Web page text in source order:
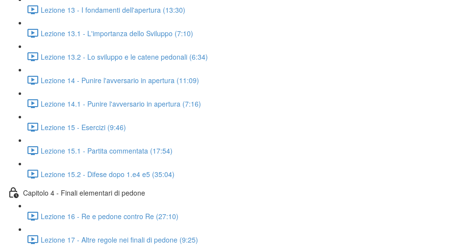
Lezione 13 - I fondamenti dell'apertura (13:30)
Lezione 13.1 - L'importanza dello Sviluppo (7:10)
Lezione 13.2 - Lo sviluppo e le catene pedonali (6:34)
Lezione 14 - Punire l'avversario in apertura (11:09)
Lezione 14.1 - Punire l'avversario in apertura (7:16)
Lezione 15 - Esercizi (9:46)
Lezione 15.1 - Partita commentata (17:54)
Lezione 15.2 - Difese dopo 1.e4 e5 (35:04)
Capitolo 4 - Finali elementari di pedone
Lezione 16 - Re e pedone contro Re (27:10)
Lezione 17 - Altre regole nei finali di pedone (9:25)